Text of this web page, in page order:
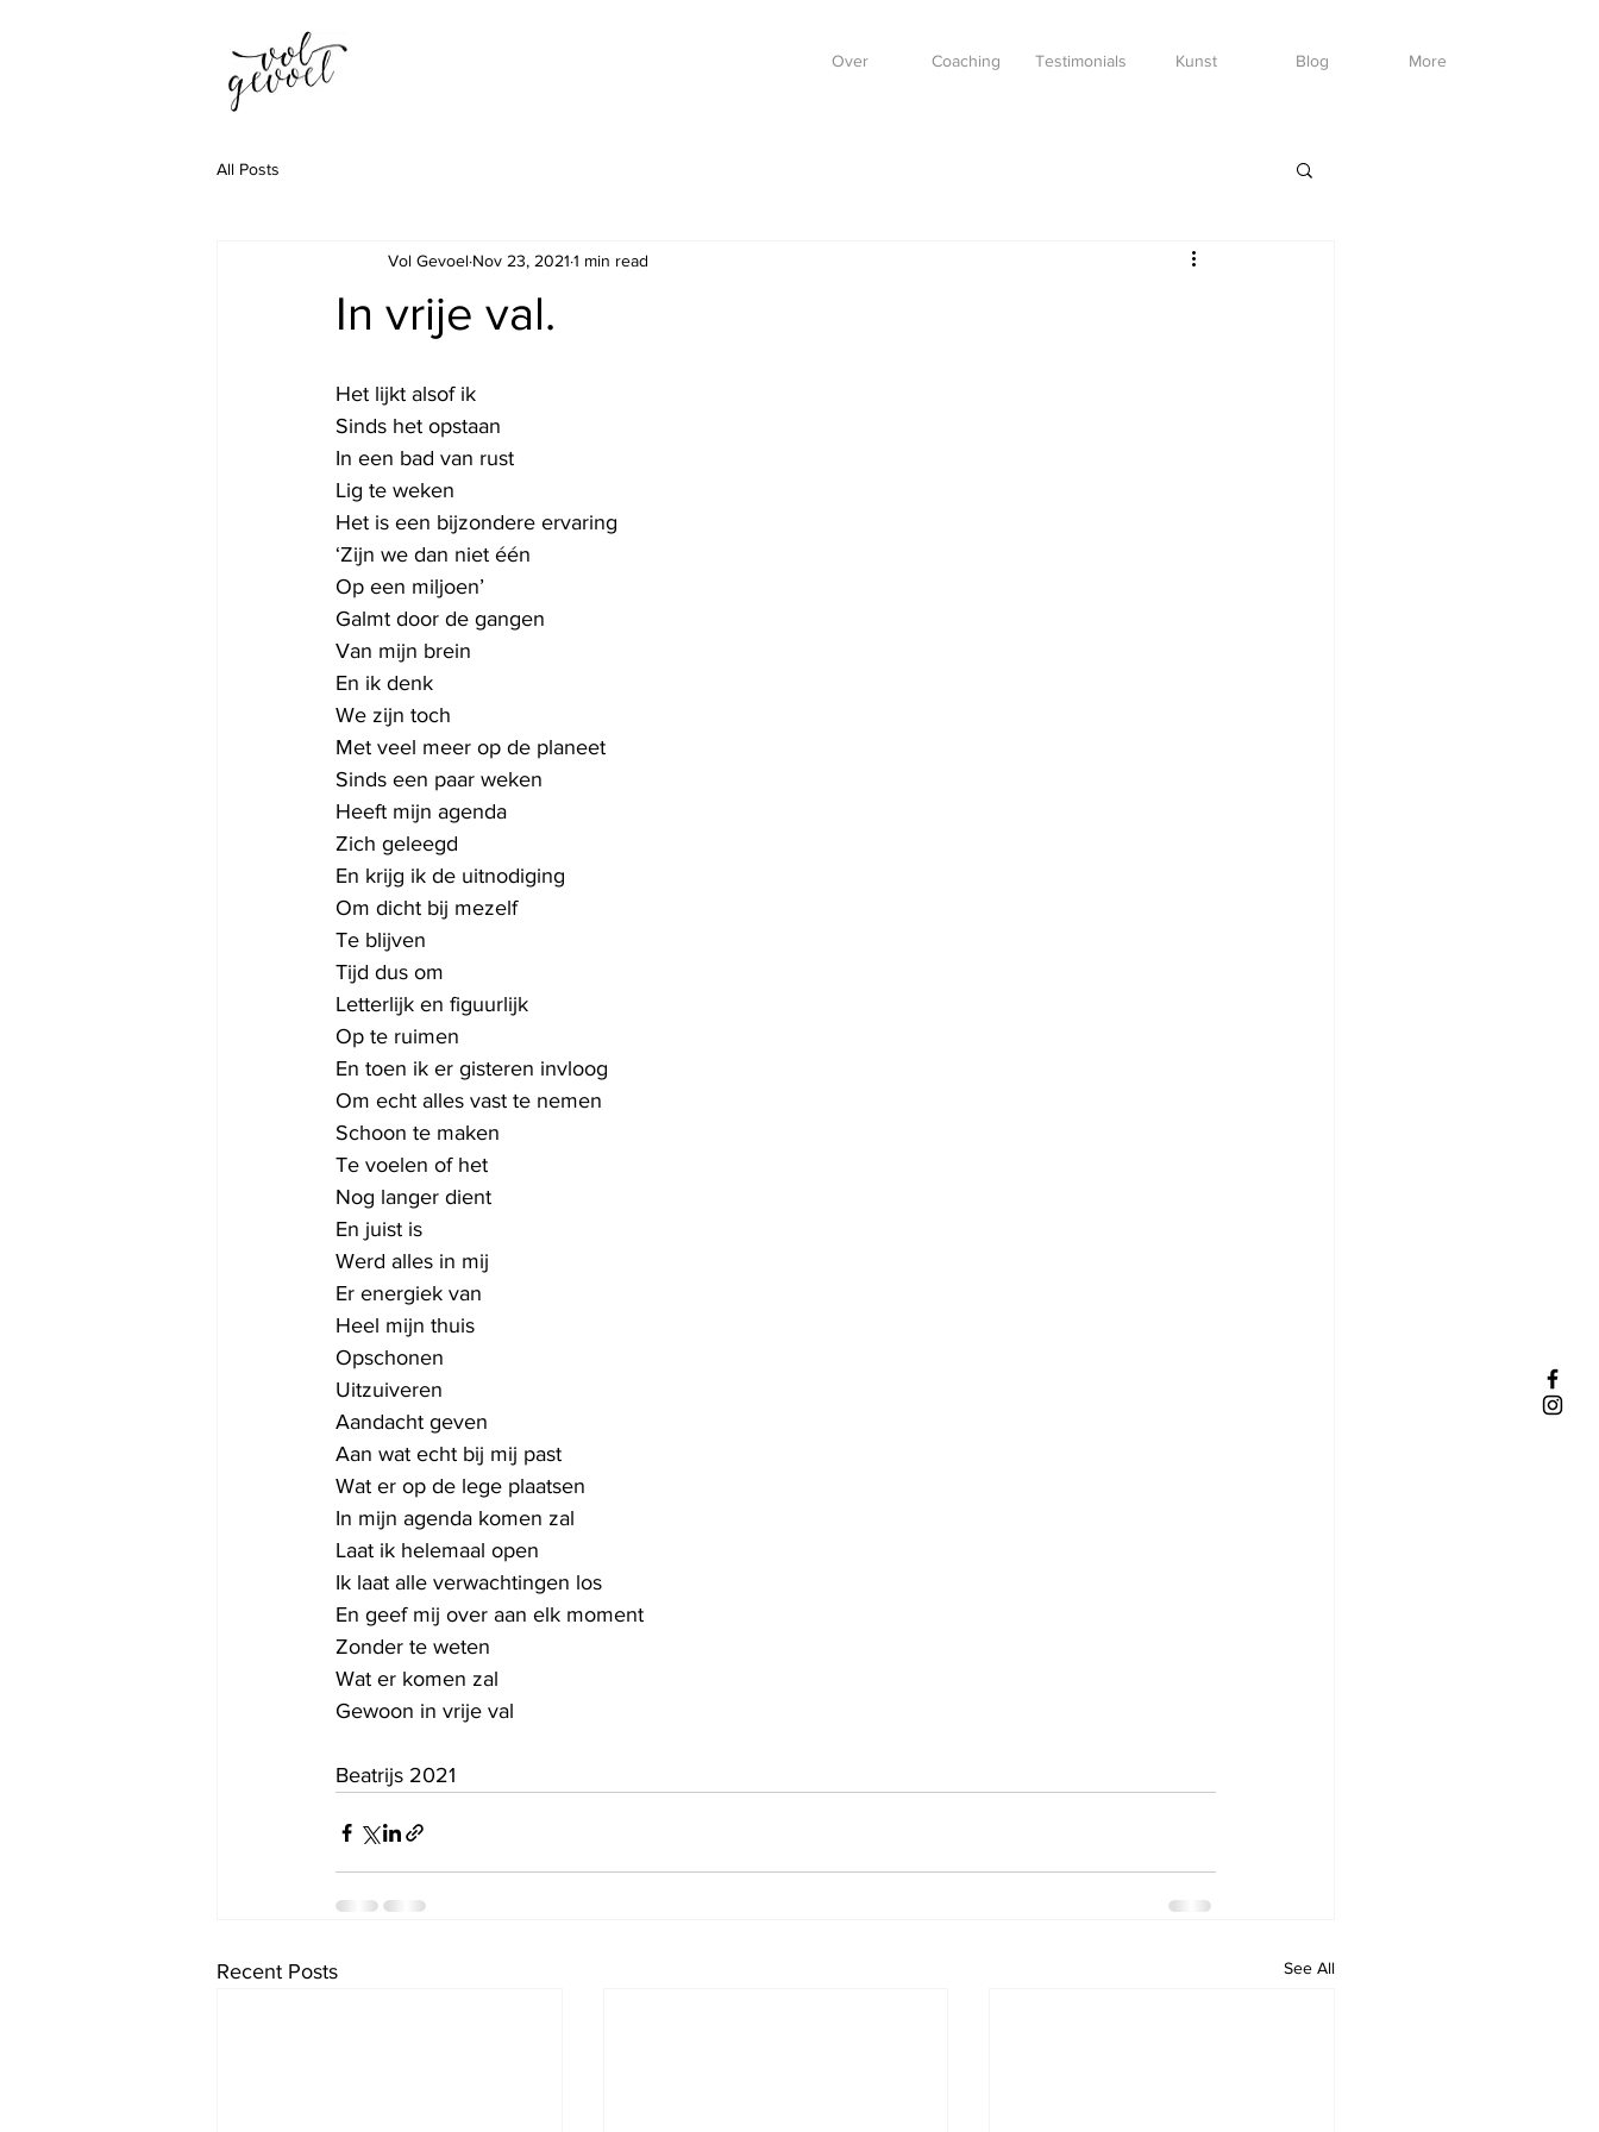
Over Coaching Testimonials Kunst Blog More
All Posts
In vrije val.
Vol Gevoel Nov 23, 2021 1 min read
Het lijkt alsof ik
Sinds het opstaan
In een bad van rust
Lig te weken
Het is een bijzondere ervaring
‘Zijn we dan niet één
Op een miljoen’
Galmt door de gangen
Van mijn brein
En ik denk
We zijn toch
Met veel meer op de planeet
Sinds een paar weken
Heeft mijn agenda
Zich geleegd
En krijg ik de uitnodiging
Om dicht bij mezelf
Te blijven
Tijd dus om
Letterlijk en figuurlijk
Op te ruimen
En toen ik er gisteren invloog
Om echt alles vast te nemen
Schoon te maken
Te voelen of het
Nog langer dient
En juist is
Werd alles in mij
Er energiek van
Heel mijn thuis
Opschonen
Uitzuiveren
Aandacht geven
Aan wat echt bij mij past
Wat er op de lege plaatsen
In mijn agenda komen zal
Laat ik helemaal open
Ik laat alle verwachtingen los
En geef mij over aan elk moment
Zonder te weten
Wat er komen zal
Gewoon in vrije val
Beatrijs 2021
Recent Posts See All